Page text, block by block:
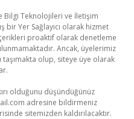
Bilgi Teknolojileri ve İletişim
bir Yer Sağlayıcı olarak hizmet
proaktif olarak denetleme
Ancak, üyelerimiz
olup, siteye üye olarak
olduğunu düşündüğünüz
adresine bildirmeniz
sitemizden kaldırılacaktır.